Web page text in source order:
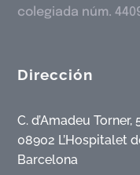
colegiada núm.
Dirección
C. d’Amadeu Torner,
08902 L’Hospitalet
Barcelona